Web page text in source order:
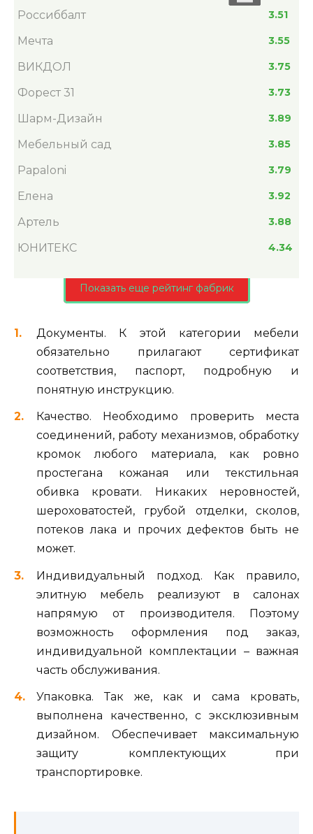
Россиббалт 3.51
Мечта 3.55
ВИКДОЛ 3.75
Форест 31 3.73
Шарм-Дизайн 3.89
Мебельный сад 3.85
Papaloni 3.79
Елена 3.92
Артель 3.88
ЮНИТЕКС 4.34
Показать еще рейтинг фабрик
Документы. К этой категории мебели
обязательно прилагают сертификат
соответствия, паспорт, подробную и
понятную инструкцию.
Качество. Необходимо проверить места
соединений, работу механизмов, обработку
кромок любого материала, как ровно
простегана кожаная или текстильная
обивка кровати. Никаких неровностей,
шероховатостей, грубой отделки, сколов,
потеков лака и прочих дефектов быть не
может.
Индивидуальный подход. Как правило,
элитную мебель реализуют в салонах
напрямую от производителя. Поэтому
возможность оформления под заказ,
индивидуальной комплектации – важная
часть обслуживания.
Упаковка. Так же, как и сама кровать,
выполнена качественно, с эксклюзивным
дизайном. Обеспечивает максимальную
защиту комплектующих при
транспортировке.